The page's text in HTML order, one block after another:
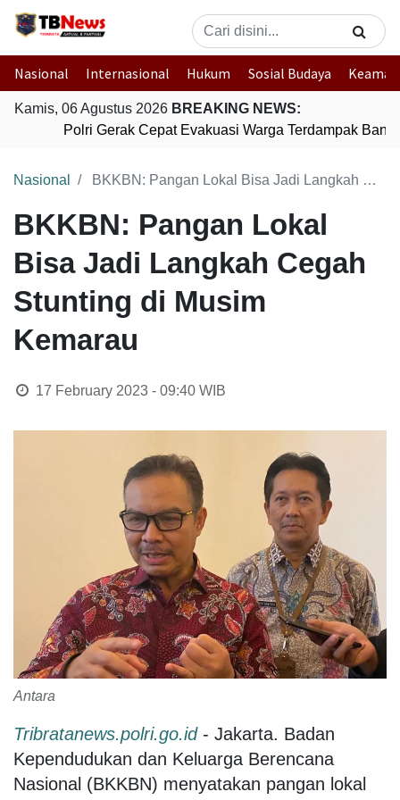
Nasional Internasional Hukum Sosial Budaya
Kamis, 06 Agustus 2026 BREAKING NEWS:
Polri Gerak Cepat Evakuasi Warga Terdampak Banjir
Nasional BKKBN: Pangan Lokal Bisa Jadi Langkah Cegah Stunting di Musim Kemarau
BKKBN: Pangan Lokal
Bisa Jadi Langkah Cegah
Stunting di Musim
Kemarau
17 February 2023 - 09:40WIB
Antara
Tribratanews.polri.go.id - Jakarta. Badan
Kependudukan dan Keluarga Berencana
Nasional (BKKBN) menyatakan pangan lokal